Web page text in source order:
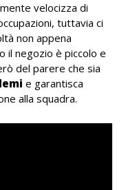
velocizza di
tuttavia ci
non appena
il negozio è piccolo e
del parere che sia
e garantisca
alla squadra.